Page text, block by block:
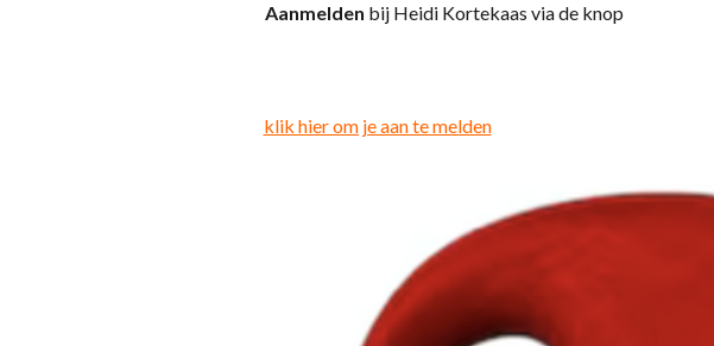
Aanmelden bij Heidi Kortekaas via de knop
klik hier om je aan te melden